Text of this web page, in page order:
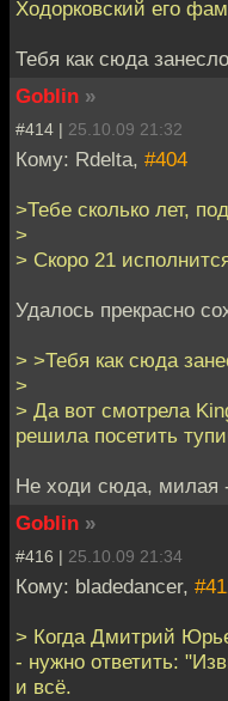
Ходорковский его
Тебя как сюда
Goblin »
#414 | 25.10.09 21:32
Кому: Rdelta, #404
>Тебе сколько лет,
>
> Скоро 21
Удалось прекрасно
> >Тебя как сюда
>
> Да вот смотрела
решила посетить
Не ходи сюда, милая
Goblin »
#416 | 25.10.09 21:34
Кому: bladedancer,
> Когда Дмитрий
- нужно ответить:
и всё.